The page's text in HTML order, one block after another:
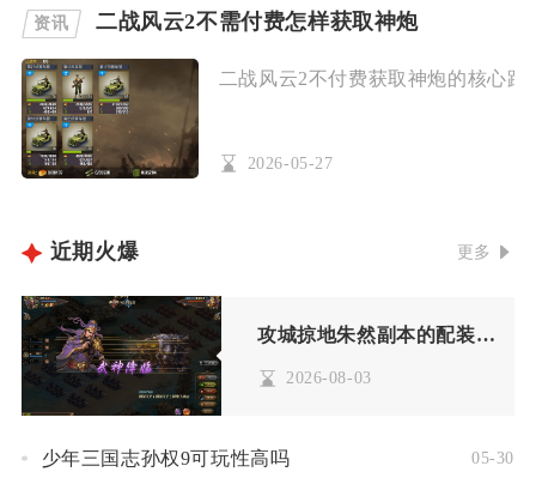
资讯 二战风云2不需付费怎样获取神炮
二战风云2不付费获取神炮的核心
2026-05-27
近期火爆 更多
攻城掠地朱然副本的配装有什么要求
2026-08-03
少年三国志孙权9可玩性高吗 05-30